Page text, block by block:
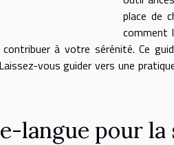
place de
comment
à votre sérénité. Ce
vous guider vers une
langue pour la